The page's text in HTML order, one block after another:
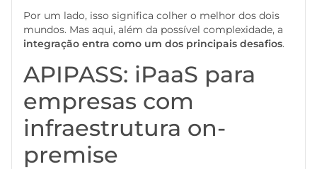
Por um lado, isso significa colher o melhor dos dois
mundos. Mas aqui, além da possível complexidade, a
integração entra como um dos principais desafios.
APIPASS: iPaaS para
empresas com
infraestrutura on-
premise